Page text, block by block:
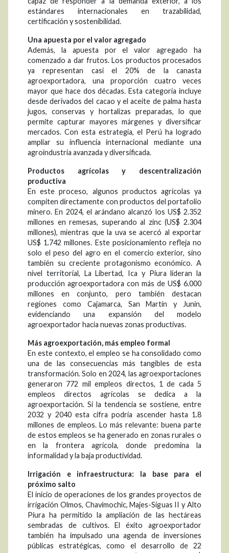
estándares internacionales en trazabilidad,
certificación y sostenibilidad.
Una apuesta por el valor agregado
Además, la apuesta por el valor agregado ha
comenzado a dar frutos. Los productos procesados
ya representan casi el 20% de la canasta
agroexportadora, una proporción cuatro veces
mayor que hace dos décadas. Esta categoría incluye
desde derivados del cacao y el aceite de palma hasta
jugos, conservas y hortalizas preparadas, lo que
permite capturar mayores márgenes y diversificar
mercados. Con esta estrategia, el Perú ha logrado
ampliar su influencia internacional mediante una
agroindustria avanzada y diversificada.
Productos agrícolas y descentralización
productiva
En este proceso, algunos productos agrícolas ya
compiten directamente con productos del portafolio
minero. En 2024, el arándano alcanzó los US$ 2.352
millones en remesas, superando al zinc (US$ 2.304
millones), mientras que la uva se acercó al exportar
US$ 1.742 millones. Este posicionamiento refleja no
solo el peso del agro en el comercio exterior, sino
también su creciente protagonismo económico. A
nivel territorial, La Libertad, Ica y Piura lideran la
producción agroexportadora con más de US$ 6.000
millones en conjunto, pero también destacan
regiones como Cajamarca, San Martín y Junín,
evidenciando una expansión del modelo
agroexportador hacia nuevas zonas productivas.
Más agroexportación, más empleo formal
En este contexto, el empleo se ha consolidado como
una de las consecuencias más tangibles de esta
transformación. Solo en 2024, las agroexportaciones
generaron 772 mil empleos directos, 1 de cada 5
empleos directos agrícolas se dedica a la
agroexportación. Si la tendencia se sostiene, entre
2032 y 2040 esta cifra podría ascender hasta 1.8
millones de empleos. Lo más relevante: buena parte
de estos empleos se ha generado en zonas rurales o
en la frontera agrícola, donde predomina la
informalidad y la baja productividad.
Irrigación e infraestructura: la base para el
próximo salto
El inicio de operaciones de los grandes proyectos de
irrigación Olmos, Chavimochic, Majes-Siguas II y Alto
Piura ha permitido la ampliación de las hectáreas
sembradas de cultivos. El éxito agroexportador
también ha impulsado una agenda de inversiones
públicas estratégicas, como el desarrollo de 22